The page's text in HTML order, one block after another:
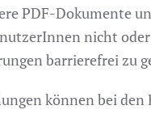
PDF-Dokumente
nicht
barrierefrei zu
können bei